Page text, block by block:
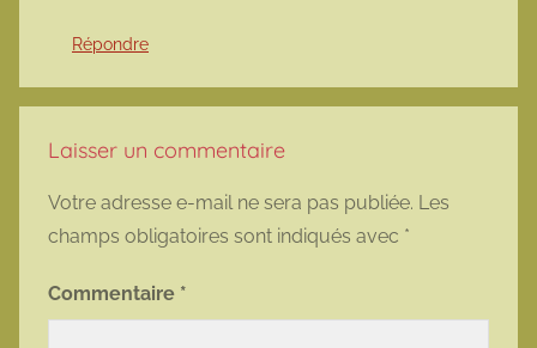
Répondre
Laisser un commentaire
Votre adresse e-mail ne sera pas publiée. Les
champs obligatoires sont indiqués avec *
Commentaire *